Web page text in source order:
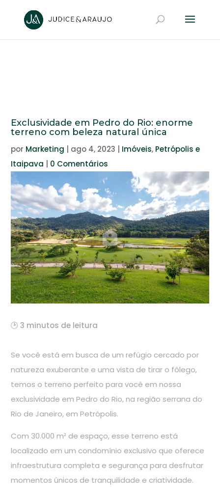
Exclusividade em Pedro do Rio: enorme
terreno com beleza natural única
por Marketing ago 4, 2023 Imóveis, Petrópolis e
Itaipava
0 Comentários
🕑 3 minutos de leitura
Se você está em busca de um refúgio cercado por
natureza exuberante e uma vista de tirar o fôlego,
temos o terreno perfeito para você em nossa
exclusividade em Pedro do Rio, na região serrana do
Rio de Janeiro, em Petrópolis.
Com 30.000 m² de espaço, esse terreno está
localizado em um condomínio exclusivo que oferece
infraestrutura completa e segurança para desfrutar
momentos únicos de tranquilidade e criatividade.